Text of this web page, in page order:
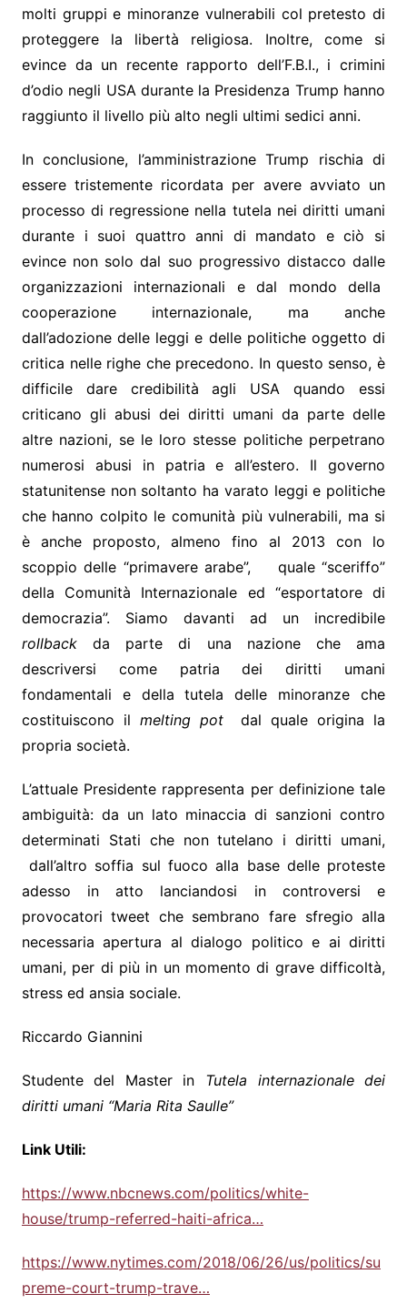
molti gruppi e minoranze vulnerabili col pretesto di
proteggere la libertà religiosa. Inoltre, come si
evince da un recente rapporto dell’F.B.I., i crimini
d’odio negli USA durante la Presidenza Trump hanno
raggiunto il livello più alto negli ultimi sedici anni.
In conclusione, l’amministrazione Trump rischia di
essere tristemente ricordata per avere avviato un
processo di regressione nella tutela nei diritti umani
durante i suoi quattro anni di mandato e ciò si
evince non solo dal suo progressivo distacco dalle
organizzazioni internazionali e dal mondo della
cooperazione internazionale, ma anche
dall’adozione delle leggi e delle politiche oggetto di
critica nelle righe che precedono. In questo senso, è
difficile dare credibilità agli USA quando essi
criticano gli abusi dei diritti umani da parte delle
altre nazioni, se le loro stesse politiche perpetrano
numerosi abusi in patria e all’estero. Il governo
statunitense non soltanto ha varato leggi e politiche
che hanno colpito le comunità più vulnerabili, ma si
è anche proposto, almeno fino al 2013 con lo
scoppio delle “primavere arabe”, quale “sceriffo”
della Comunità Internazionale ed “esportatore di
democrazia”. Siamo davanti ad un incredibile
rollbackda parte di una nazione che ama
descriversi come patria dei diritti umani
fondamentali e della tutela delle minoranze che
costituiscono il melting potdal quale origina la
propria società.
L’attuale Presidente rappresenta per definizione tale
ambiguità: da un lato minaccia di sanzioni contro
determinati Stati che non tutelano i diritti umani,
dall’altro soffia sul fuoco alla base delle proteste
adesso in atto lanciandosi in controversi e
provocatori tweet che sembrano fare sfregio alla
necessaria apertura al dialogo politico e ai diritti
umani, per di più in un momento di grave difficoltà,
stress ed ansia sociale.
Riccardo Giannini
Studente del Master in Tutela internazionale dei
diritti umani “Maria Rita Saulle”
Link Utili:
https://www.nbcnews.com/politics/white-
house/trump-referred-haiti-africa…
https://www.nytimes.com/2018/06/26/us/politics/su
preme-court-trump-trave…